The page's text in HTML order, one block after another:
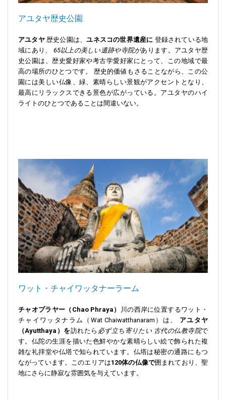
アユタヤ歴史公園
アユタヤ 歴史公園は、ユネスコの世界遺産に 登録されている地
域にあり、
65以上の美しい遺跡や寺院があります。アユタヤ歴
史公園は、歴史愛好家や考古学愛好家にとって、この地域で最
高の場所のひとつです。 歴史的価値もさることながら、この公
園には美しい仏像、緑、素晴らしい景観がアクセントとなり、
最高にリラックスできる景色が広がっている。アユタヤのハイ
ライトのひとつであることは間違いない。
ワット・チャイワッタナーラーム
チャオプラヤー（Chao Phraya）
川の西岸に位置するワット・
チャイワッタナラム（Wat Chaiwatthanaram）は 、
アユタヤ
（Ayutthaya）を訪れたら 必ず立ち寄りたい 古代の仏教寺院で
す。仏陀の生涯を描いた色鮮やかな素晴らしい絵で飾られた複
雑な礼拝堂や仏塔で知られています。仏塔は秘密の通路にもつ
ながっています。このエリアは120体の仏像で囲まれており、聖
地にさらに静寂な雰囲気を与えています。